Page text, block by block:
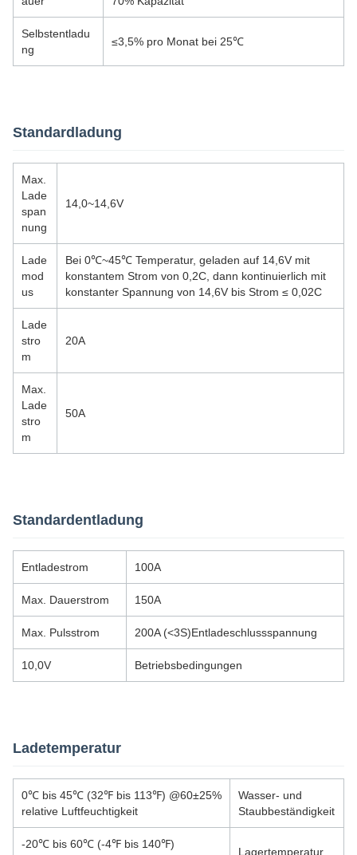
Selbstentladu
ng
≤3,5% pro Monat bei 25℃
Standardladung
Max.
Lade
span
nung
14,0~14,6V
Lade
mod
us
Bei 0℃~45℃ Temperatur, geladen auf 14,6V mit
konstantem Strom von 0,2C, dann kontinuierlich mit
konstanter Spannung von 14,6V bis Strom ≤ 0,02C
Lade
stro
m
20A
Max.
Lade
stro
m
50A
Standardentladung
Entladestrom 100A
Max. Dauerstrom 150A
Max. Pulsstrom 200A (<3S)Entladeschlussspannung
10,0V Betriebsbedingungen
Ladetemperatur
0℃ bis 45℃ (32℉ bis 113℉) @60±25%
relative Luftfeuchtigkeit
Wasser- und
Staubbeständigkeit
-20℃ bis 60℃ (-4℉ bis 140℉)
Lagertemperatur